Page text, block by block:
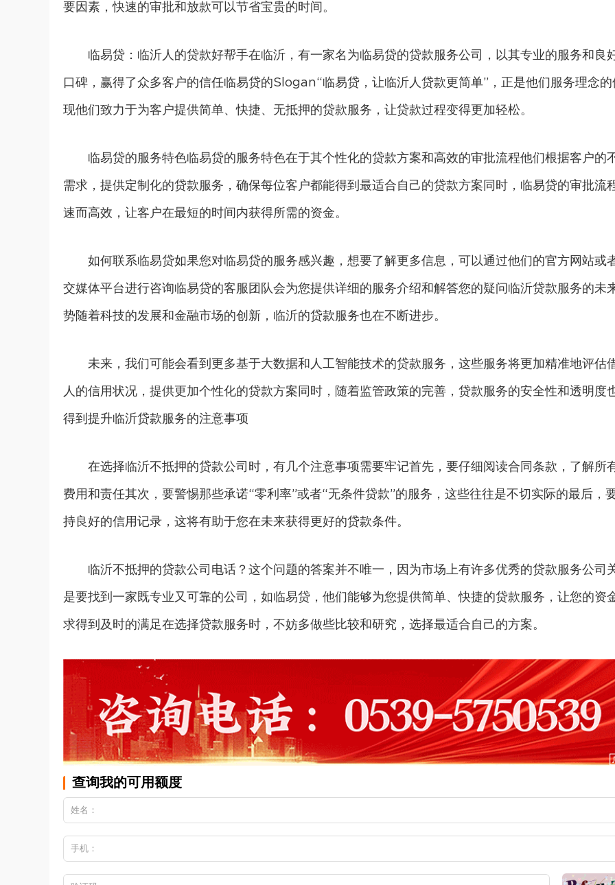
要因素，快速的审批和放款可以节省宝贵的时间。
临易贷：临沂人的贷款好帮手在临沂，有一家名为临易贷的贷款服务公司，以其专业的服务和良
口碑，赢得了众多客户的信任临易贷的Slogan“临易贷，让临沂人贷款更简单”，正是他们服务理念的
现他们致力于为客户提供简单、快捷、无抵押的贷款服务，让贷款过程变得更加轻松。
临易贷的服务特色临易贷的服务特色在于其个性化的贷款方案和高效的审批流程他们根据客户的
需求，提供定制化的贷款服务，确保每位客户都能得到最适合自己的贷款方案同时，临易贷的审批流
速而高效，让客户在最短的时间内获得所需的资金。
如何联系临易贷如果您对临易贷的服务感兴趣，想要了解更多信息，可以通过他们的官方网站或
交媒体平台进行咨询临易贷的客服团队会为您提供详细的服务介绍和解答您的疑问临沂贷款服务的未
势随着科技的发展和金融市场的创新，临沂的贷款服务也在不断进步。
未来，我们可能会看到更多基于大数据和人工智能技术的贷款服务，这些服务将更加精准地评估
人的信用状况，提供更加个性化的贷款方案同时，随着监管政策的完善，贷款服务的安全性和透明度
得到提升临沂贷款服务的注意事项
在选择临沂不抵押的贷款公司时，有几个注意事项需要牢记首先，要仔细阅读合同条款，了解所
费用和责任其次，要警惕那些承诺“零利率”或者“无条件贷款”的服务，这些往往是不切实际的最后，
持良好的信用记录，这将有助于您在未来获得更好的贷款条件。
临沂不抵押的贷款公司电话？这个问题的答案并不唯一，因为市场上有许多优秀的贷款服务公司
是要找到一家既专业又可靠的公司，如临易贷，他们能够为您提供简单、快捷的贷款服务，让您的资
求得到及时的满足在选择贷款服务时，不妨多做些比较和研究，选择最适合自己的方案。
查询我的可用额度